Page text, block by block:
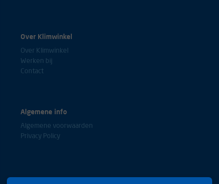
Over Klimwinkel
Over Klimwinkel
Werken bij
Contact
Algemene info
Algemene voorwaarden
Privacy Policy